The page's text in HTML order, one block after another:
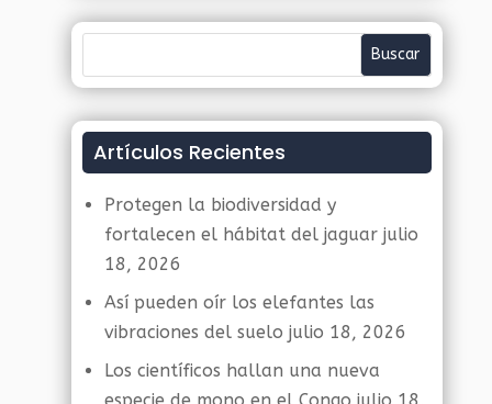
Artículos Recientes
Protegen la biodiversidad y
fortalecen el hábitat del jaguar julio
18, 2026
Así pueden oír los elefantes las
vibraciones del suelo julio 18, 2026
Los científicos hallan una nueva